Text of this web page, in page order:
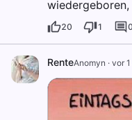
20 1 0
RenteAnomyn · vor